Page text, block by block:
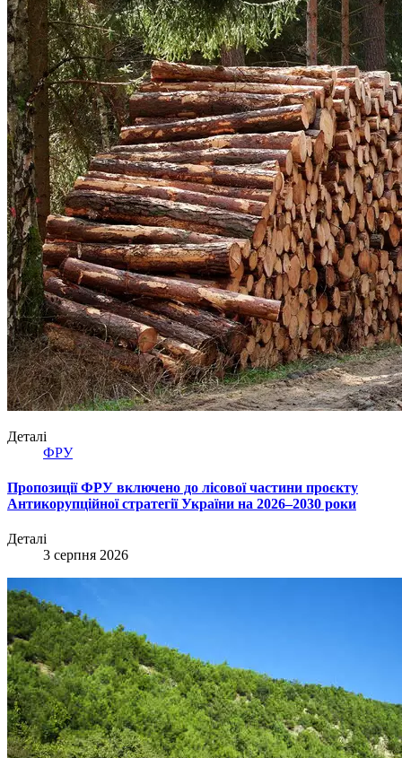
Деталі
ФРУ
Пропозиції ФРУ включено до лісової частини проєкту
Антикорупційної стратегії України на 2026–2030 роки
Деталі
3 серпня 2026